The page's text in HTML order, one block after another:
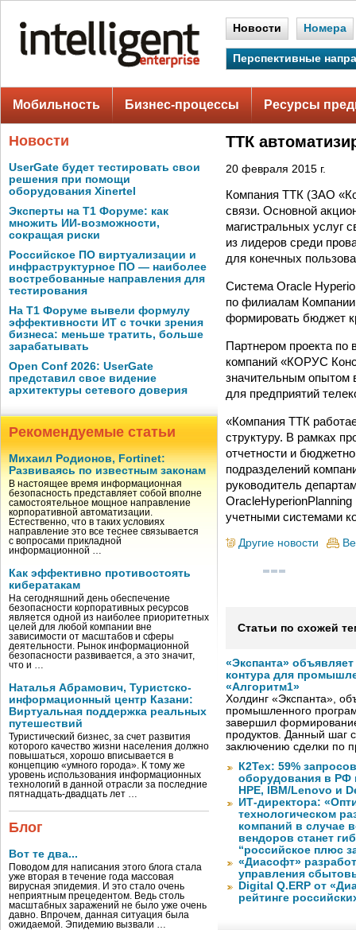
Новости Номера
Перспективные
Мобильность Бизнес-процессы Ресурсы
Новости
UserGate будет тестировать свои
решения при помощи
оборудования Xinertel
Эксперты на Т1 Форуме: как
множить ИИ-возможности,
сокращая риски
Российское ПО виртуализации и
инфраструктурное ПО — наиболее
востребованные направления для
тестирования
На Т1 Форуме вывели формулу
эффективности ИТ с точки зрения
бизнеса: меньше тратить, больше
зарабатывать
Open Conf 2026: UserGate
представил свое видение
архитектуры сетевого доверия
Рекомендуемые статьи
Михаил Родионов, Fortinet:
Развиваясь по известным законам
В настоящее время информационная
безопасность представляет собой вполне
самостоятельное мощное направление
корпоративной автоматизации.
Естественно, что в таких условиях
направление это все теснее связывается
с вопросами прикладной
информационной …
Как эффективно противостоять
кибератакам
На сегодняшний день обеспечение
безопасности корпоративных ресурсов
является одной из наиболее приоритетных
целей для любой компании вне
зависимости от масштабов и сферы
деятельности. Рынок информационной
безопасности развивается, а это значит,
что и …
Наталья Абрамович, Туристско-
информационный центр Казани:
Виртуальная поддержка реальных
путешествий
Туристический бизнес, за счет развития
которого качество жизни населения должно
повышаться, хорошо вписывается в
концепцию «умного города». К тому же
уровень использования информационных
технологий в данной отрасли за последние
пятнадцать-двадцать лет …
Блог
Вот те два...
Поводом для написания этого блога стала
уже вторая в течение года массовая
вирусная эпидемия. И это стало очень
неприятным прецедентом. Ведь столь
масштабных заражений не было уже очень
давно. Впрочем, данная ситуация была
ожидаемой. Эпидемию вызвали …
ТТК
20 февраля 2015 г.
Компания ТТК (ЗАО
связи. Основной
магистральных услуг
из лидеров среди
для конечных
Система Oracle
по филиалам Компании
формировать бюджет
Партнером проекта по
компаний «КОРУС
значительным опытом
для предприятий
«Компания ТТК
структуру. В рамках
отчетности и
подразделений
руководитель
учетными системами
Другие новости
Статьи по схожей
«Экспанта»
контура для
«Алгоритм1»
Холдинг «Экспанта»,
промышленного
завершил
продуктов. Данный шаг
заключению сделки по
К2Тех: 59%
оборудования в РФ
HPE, IBM/Lenovo и
ИТ-директора:
технологическом
компаний в случае
вендоров станет
“российское плюс
«Диасофт»
управления
Digital Q.ERP от
рейтинге